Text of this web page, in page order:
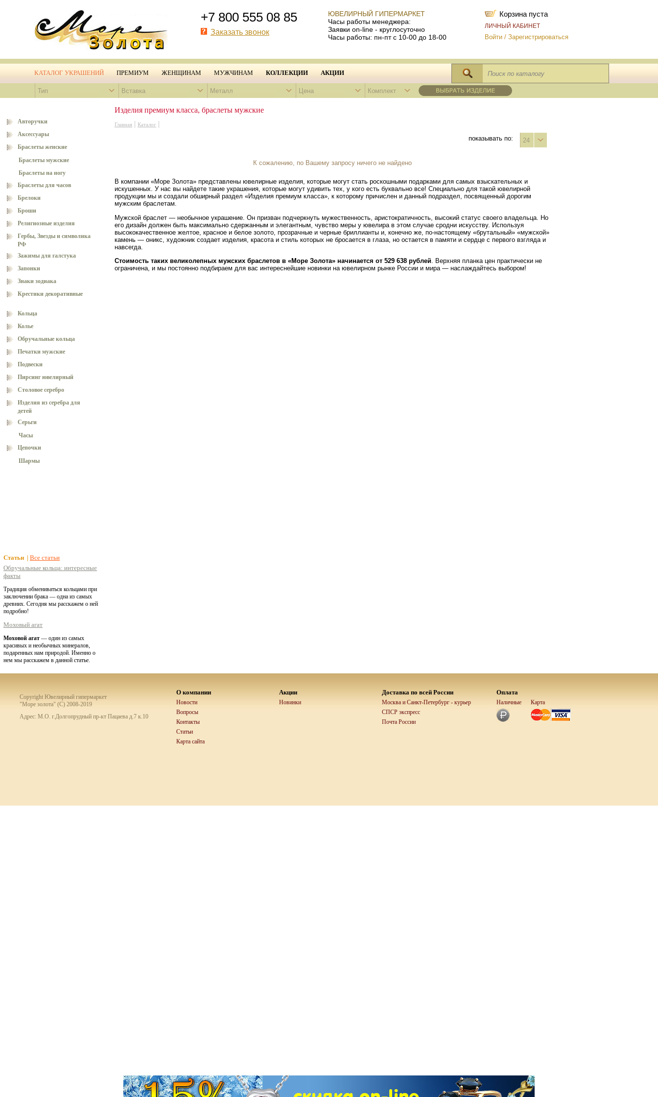
+7 800 555 08 85
Заказать звонок
ЮВЕЛИРНЫЙ ГИПЕРМАРКЕТ
Часы работы менеджера:
Заявки on-line - круглосуточно
Часы работы: пн-пт с 10-00 до 18-00
Корзина пуста
ЛИЧНЫЙ КАБИНЕТ
Войти / Зарегистрироваться
КАТАЛОГ УКРАШЕНИЙ ПРЕМИУМ ЖЕНЩИНАМ МУЖЧИНАМ КОЛЛЕКЦИИ АКЦИИ
Тип Вставка Металл Цена Комплект
Авторучки
Аксессуары
Браслеты женские
Браслеты мужские
Браслеты на ногу
Браслеты для часов
Брелоки
Броши
Религиозные изделия
Гербы, Звезды и символика
РФ
Зажимы для галстука
Запонки
Знаки зодиака
Крестики декоративные
Кольца
Колье
Обручальные кольца
Печатки мужские
Подвески
Пирсинг ювелирный
Столовое серебро
Изделия из серебра для
детей
Серьги
Часы
Цепочки
Шармы
Статьи | Все статьи
Обручальные кольца: интересные
факты
Традиция обмениваться кольцами при
заключении брака — одна из самых
древних. Сегодня мы расскажем о ней
подробно!
Моховый агат
Моховой агат — один из самых
красивых и необычных минералов,
подаренных нам природой. Именно о
нем мы расскажем в данной статье.
Изделия премиум класса, браслеты мужские
Главная | Каталог |
24
показывать по:
К сожалению, по Вашему запросу ничего не найдено
В компании «Море Золота» представлены ювелирные изделия, которые могут стать роскошными подарками для самых взыскательных и
искушенных. У нас вы найдете такие украшения, которые могут удивить тех, у кого есть буквально все! Специально для такой ювелирной
продукции мы и создали обширный раздел «Изделия премиум класса», к которому причислен и данный подраздел, посвященный дорогим
мужским браслетам.
Мужской браслет — необычное украшение. Он призван подчеркнуть мужественность, аристократичность, высокий статус своего владельца. Но
его дизайн должен быть максимально сдержанным и элегантным, чувство меры у ювелира в этом случае сродни искусству. Используя
высококачественное желтое, красное и белое золото, прозрачные и черные бриллианты и, конечно же, по-настоящему «брутальный» «мужской»
камень — оникс, художник создает изделия, красота и стиль которых не бросается в глаза, но остается в памяти и сердце с первого взгляда и
навсегда.
Стоимость таких великолепных мужских браслетов в «Море Золота» начинается от 529 638 рублей . Верхняя планка цен практически не
ограничена, и мы постоянно подбираем для вас интереснейшие новинки на ювелирном рынке России и мира — наслаждайтесь выбором!
Copyright Ювелирный гипермаркет
"Море золота" (C) 2008-2019
Адрес: М.О. г.Долгопрудный пр-кт Пацаева д.7 к.10
О компании
Новости
Вопросы
Контакты
Статьи
Карта сайта
Акции
Новинки
Доставка по всей России
Москва и Санкт-Петербург - курьер
СПСР экспресс
Почта России
Оплата
Наличные Карта